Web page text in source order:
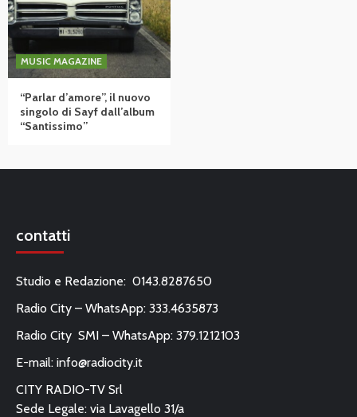
MUSIC MAGAZINE
“Parlar d’amore”, il nuovo
singolo di Sayf dall’album
“Santissimo”
contatti
Studio e Redazione: 0143.8287650
Radio City – WhatsApp: 333.4635873
Radio City SMI – WhatsApp: 379.1212103
E-mail: info@radiocity.it
CITY RADIO-TV Srl
Sede Legale: via Lavagello 31/a